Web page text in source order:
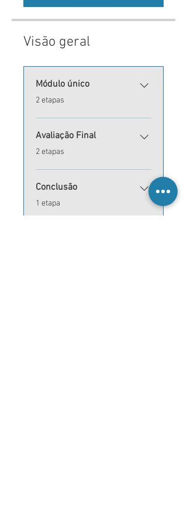
Visão geral
Módulo único
.2 etapas
Avaliação Final
.2 etapas
Conclusão
.1 etapa